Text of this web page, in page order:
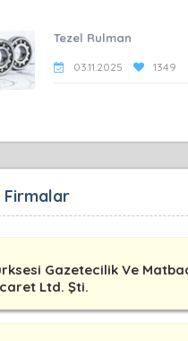
Tezel Rulman
03.11.2025 1349
Firmalar
Gazetecilik Ve
Ltd. Şti.